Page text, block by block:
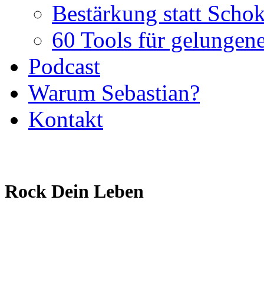
Bestärkung statt
60 Tools für
Podcast
Warum Sebastian?
Kontakt
Rock Dein Leben